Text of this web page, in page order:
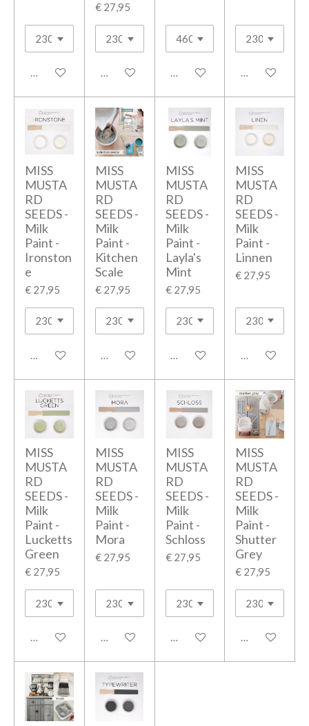
In winkelwagen
€ 27,95
In winkelwagen In winkelwagen In
MISS
MUSTA
RD
SEEDS -
Milk
Paint -
Ironston
e
€ 27,95
In winkelwagen
MISS
MUSTA
RD
SEEDS -
Milk
Paint -
Kitchen
Scale
€ 27,95
In winkelwagen
MISS
MUSTA
RD
SEEDS -
Milk
Paint -
Layla's
Mint
€ 27,95
In winkelwagen
MISS
MUSTA
RD
SEEDS -
Milk
Paint -
Linnen
€ 27,95
In
MISS
MUSTA
RD
SEEDS -
Milk
Paint -
Lucketts
Green
€ 27,95
In winkelwagen
MISS
MUSTA
RD
SEEDS -
Milk
Paint -
Mora
€ 27,95
In winkelwagen
MISS
MUSTA
RD
SEEDS -
Milk
Paint -
Schloss
€ 27,95
In winkelwagen
MISS
MUSTA
RD
SEEDS -
Milk
Paint -
Shutter
Grey
€ 27,95
In